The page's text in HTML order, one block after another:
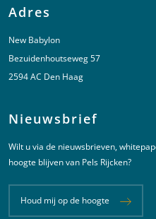
Adres
New Babylon
Bezuidenhoutseweg 57
2594 AC Den Haag
Nieuwsbrief
Wilt u via de nieuwsbrieven,
hoogte blijven van Pels Rijcken?
Houd mij op de hoogte